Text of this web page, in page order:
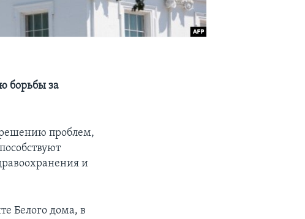
борьбы за
решению проблем,
и
Белого дома, в